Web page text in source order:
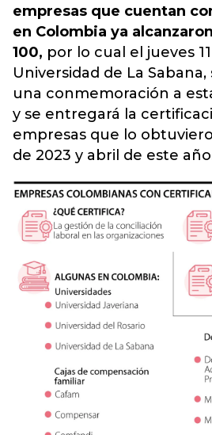
empresas que cuentan
en Colombia ya
100, por lo cual el jueves
Universidad de La
una conmemoración a
y se entregará la
empresas que lo
de 2023 y abril de este